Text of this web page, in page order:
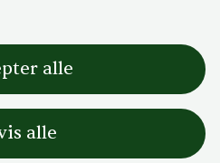
for at blive vist
alle
alle